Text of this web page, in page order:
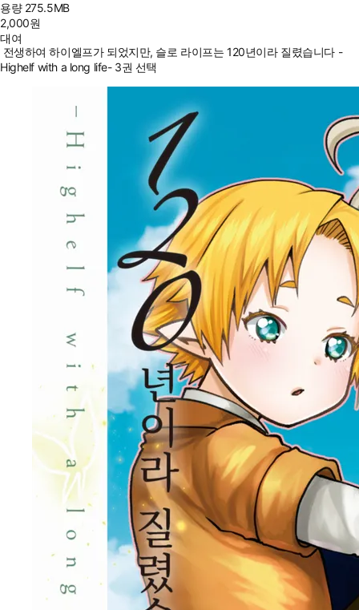
용량 275.5MB
2,000원
대여
전생하여 하이엘프가 되었지만, 슬로 라이프는 120년이라 질렸습니다 -
Highelf with a long life- 3권 선택